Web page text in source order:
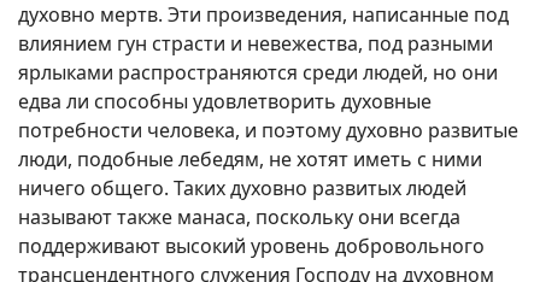
духовно мертв. Эти произведения, написанные под
влиянием гун страсти и невежества, под разными
ярлыками распространяются среди людей, но они
едва ли способны удовлетворить духовные
потребности человека, и поэтому духовно развитые
люди, подобные лебедям, не хотят иметь с ними
ничего общего. Таких духовно развитых людей
называют также манаса, поскольку они всегда
поддерживают высокий уровень добровольного
трансцендентного служения Господу на духовном